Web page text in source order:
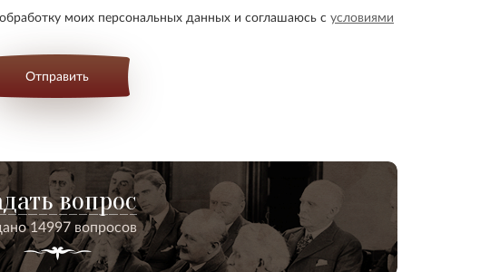
моих персональных данных и соглашаюсь с условиями
Отправить
вопрос
14997 вопросов